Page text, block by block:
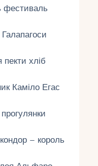
фестиваль
пекти хліб
Каміло Егас
– король